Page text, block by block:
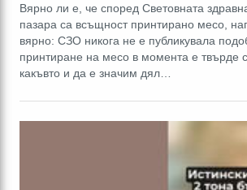
Вярно ли е, че според Световната
пазара са всъщност принтирано месо,
вярно: СЗО никога не е публикувала
принтиране на месо в момента е твърде
какъвто и да е значим дял…